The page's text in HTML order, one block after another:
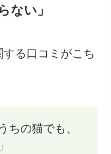
ない」
する口コミがこち
ちの猫でも、